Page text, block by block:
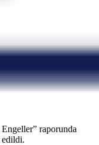
Engeller” raporunda